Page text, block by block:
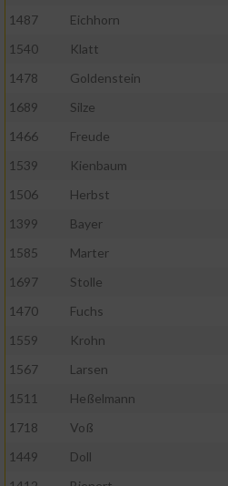
1487
Eichhorn
1540
Klatt
1478
Goldenstein
1689
Silze
1466
Freude
1539
Kienbaum
1506
Herbst
1399
Bayer
1585
Marter
1697
Stolle
1470
Fuchs
1559
Krohn
1567
Larsen
1511
Heßelmann
1718
Voß
1449
Doll